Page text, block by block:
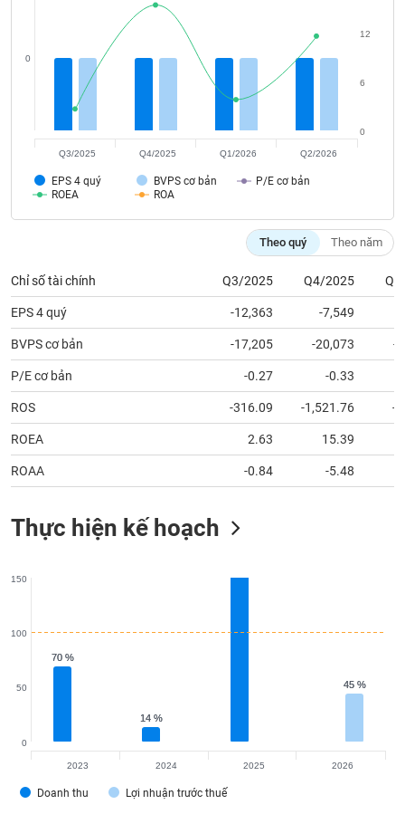
EPS 4 quý BVPS cơ bản
P/E cơ bản
ROEA
ROA
0
0
6
12
Q3/2025 Q4/2025 Q1/2026 Q2/2026
Theo quý Theo năm
Chỉ số tài chính Q3/2025 Q4/2025
EPS 4 quý -12,363 -7,549
BVPS cơ bản -17,205 -20,073 -
P/E cơ bản -0.27 -0.33
ROS -316.09 -1,521.76 -
ROEA 2.63 15.39
ROAA -0.84 -5.48
Thực hiện kế hoạch
70 %
70 %
14 %
14 %
45 %
45 %
Doanh thu Lợi nhuận trước thuế
0
50
100
150
2023 2024 2025 2026
Dữ